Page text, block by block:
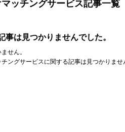
ッチングサービス記事一覧
事は見つかりませんでした。
せん。
ングサービスに関する記事は見つかりませ